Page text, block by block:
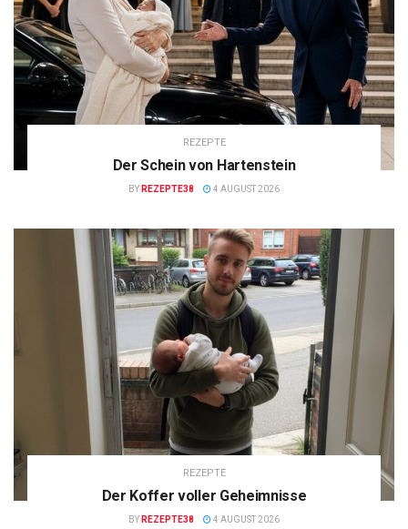
REZEPTE
Der Schein von Hartenstein
BY REZEPTE38 4 AUGUST 2026
REZEPTE
Der Koffer voller Geheimnisse
BY REZEPTE38 4 AUGUST 2026